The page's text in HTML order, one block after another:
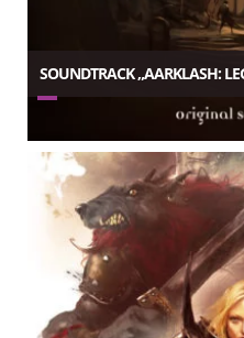
SOUNDTRACK „AARKLASH: